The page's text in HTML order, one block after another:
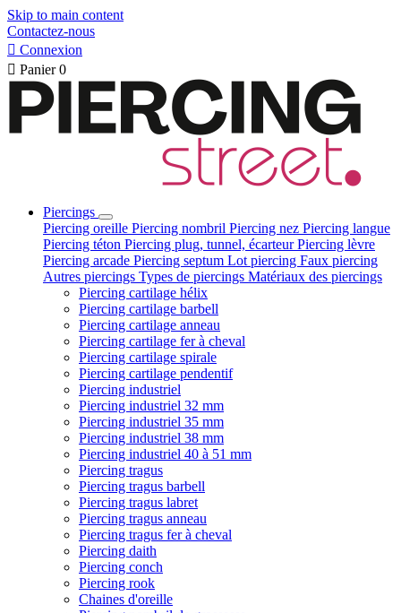
Skip to main content
Contactez-nous
 Connexion
 Panier 0
Piercings
Piercing oreille Piercing nombril Piercing nez Piercing langue
Piercing téton Piercing plug, tunnel, écarteurPiercing lèvre
Piercing arcade Piercing septum Lot piercing Faux piercing
Autres piercings Types de piercings Matériaux des piercings
Piercing cartilage hélix
Piercing cartilage barbell
Piercing cartilage anneau
Piercing cartilage fer à cheval
Piercing cartilage spirale
Piercing cartilage pendentif
Piercing industriel
Piercing industriel 32 mm
Piercing industriel 35 mm
Piercing industriel 38 mm
Piercing industriel 40 à 51 mm
Piercing tragus
Piercing tragus barbell
Piercing tragus labret
Piercing tragus anneau
Piercing tragus fer à cheval
Piercing daith
Piercing conch
Piercing rook
Chaines d'oreille